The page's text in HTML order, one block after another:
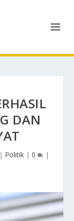
DAN
| Politik | 0 |